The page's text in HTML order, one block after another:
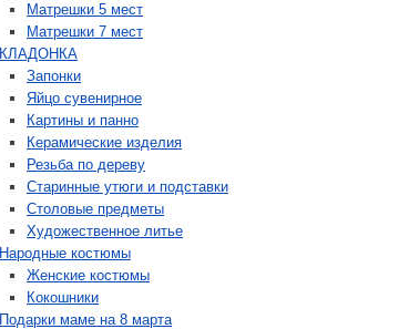
Матрешки 5 мест
Матрешки 7 мест
КЛАДОНКА
Запонки
Яйцо сувенирное
Картины и панно
Керамические изделия
Резьба по дереву
Старинные утюги и подставки
Столовые предметы
Художественное литье
Народные костюмы
Женские костюмы
Кокошники
Подарки маме на 8 марта